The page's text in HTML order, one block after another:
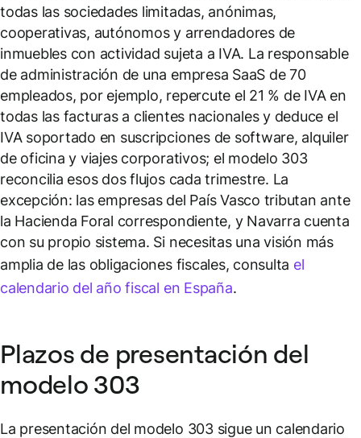
todas las sociedades limitadas, anónimas,
cooperativas, autónomos y arrendadores de
inmuebles con actividad sujeta a IVA. La responsable
de administración de una empresa SaaS de 70
empleados, por ejemplo, repercute el 21 % de IVA en
todas las facturas a clientes nacionales y deduce el
IVA soportado en suscripciones de software, alquiler
de oficina y viajes corporativos; el modelo 303
reconcilia esos dos flujos cada trimestre. La
excepción: las empresas del País Vasco tributan ante
la Hacienda Foral correspondiente, y Navarra cuenta
con su propio sistema. Si necesitas una visión más
amplia de las obligaciones fiscales, consulta el
calendario del año fiscal en España.
Plazos de presentación del
modelo 303
La presentación del modelo 303 sigue un calendario